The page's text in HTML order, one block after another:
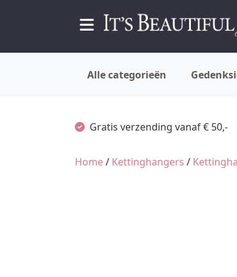
Alle categorieën
Gratis verzending vanaf € 50,-
Home/ Kettinghangers /